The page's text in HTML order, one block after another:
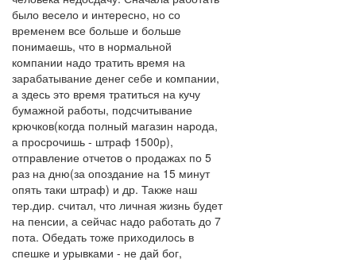
было весело и интересно, но со
временем все больше и больше
понимаешь, что в нормальной
компании надо тратить время на
зарабатывание денег себе и компании,
а здесь это время тратиться на кучу
бумажной работы, подсчитывание
крючков(когда полный магазин народа,
а просрочишь - штраф 1500р),
отправление отчетов о продажах по 5
раз на дню(за опоздание на 15 минут
опять таки штраф) и др. Также наш
тер.дир. считал, что личная жизнь будет
на пенсии, а сейчас надо работать до 7
пота. Обедать тоже приходилось в
спешке и урывками - не дай бог,